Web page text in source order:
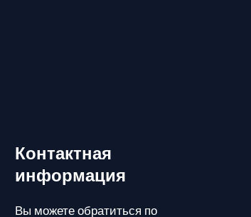
Контактная
информация
Вы можете обратиться по